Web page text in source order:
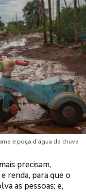
e poça d’água da chuva
precisam,
renda, para que o
as pessoas; e,